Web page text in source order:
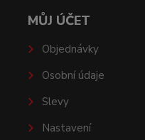
MŮJ ÚČET
Objednávky
Osobní údaje
Slevy
Nastavení